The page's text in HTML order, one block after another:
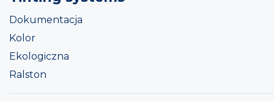
Dokumentacja
Kolor
Ekologiczna
Ralston